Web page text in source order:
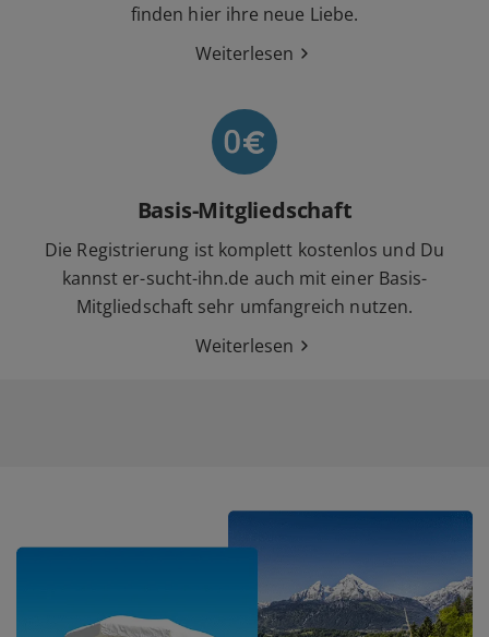
finden hier ihre neue Liebe.
Weiterlesen
Basis-Mitgliedschaft
Die Registrierung ist komplett kostenlos und Du
kannst er-sucht-ihn.de auch mit einer Basis-
Mitgliedschaft sehr umfangreich nutzen.
Weiterlesen